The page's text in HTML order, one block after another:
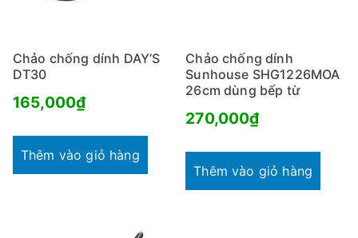
Chảo chống dính DAY’S
DT30
165,000₫
Thêm vào giỏ hàng
Chảo chống dính
Sunhouse SHG1226MOA
26cm dùng bếp từ
270,000₫
Thêm vào giỏ hàng